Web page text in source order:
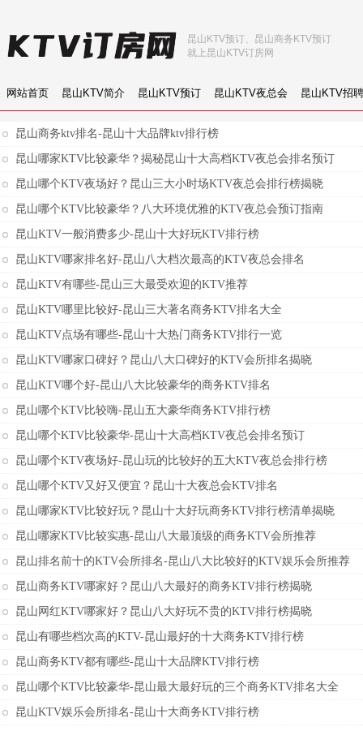
网站首页 昆山KTV简介 昆山KTV预订 昆山KTV夜总会 昆山KTV招聘
昆山KTV预订、昆山商务KTV预订
就上昆山KTV订房网
昆山商务ktv排名-昆山十大品牌ktv排行榜
昆山哪家KTV比较豪华？揭秘昆山十大高档KTV夜总会排名预订
昆山哪个KTV夜场好？昆山三大小时场KTV夜总会排行榜揭晓
昆山哪个KTV比较豪华？八大环境优雅的KTV夜总会预订指南
昆山KTV一般消费多少-昆山十大好玩KTV排行榜
昆山KTV哪家排名好-昆山八大档次最高的KTV夜总会排名
昆山KTV有哪些-昆山三大最受欢迎的KTV推荐
昆山KTV哪里比较好-昆山三大著名商务KTV排名大全
昆山KTV点场有哪些-昆山十大热门商务KTV排行一览
昆山KTV哪家口碑好？昆山八大口碑好的KTV会所排名揭晓
昆山KTV哪个好-昆山八大比较豪华的商务KTV排名
昆山哪个KTV比较嗨-昆山五大豪华商务KTV排行榜
昆山哪个KTV比较豪华-昆山十大高档KTV夜总会排名预订
昆山哪个KTV夜场好-昆山玩的比较好的五大KTV夜总会排行榜
昆山哪个KTV又好又便宜？昆山十大夜总会KTV排名
昆山哪家KTV比较好玩？昆山十大好玩商务KTV排行榜清单揭晓
昆山哪家KTV比较实惠-昆山八大最顶级的商务KTV会所推荐
昆山排名前十的KTV会所排名-昆山八大比较好的KTV娱乐会所推荐
昆山商务KTV哪家好？昆山八大最好的商务KTV排行榜揭晓
昆山网红KTV哪家好？昆山八大好玩不贵的KTV排行榜揭晓
昆山有哪些档次高的KTV-昆山最好的十大商务KTV排行榜
昆山商务KTV都有哪些-昆山十大品牌KTV排行榜
昆山哪个KTV比较豪华-昆山最大最好玩的三个商务KTV排名大全
昆山KTV娱乐会所排名-昆山十大商务KTV排行榜